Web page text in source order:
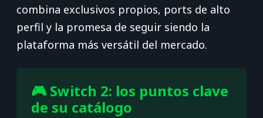
combina exclusivos propios, ports de alto
perfil y la promesa de seguir siendo la
plataforma más versátil del mercado.
🎮 Switch 2: los puntos clave
de su catálogo